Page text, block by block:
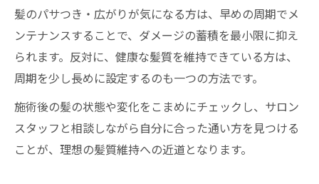
髪のパサつき・広がりが気になる方は、早めの周期でメ
ンテナンスすることで、ダメージの蓄積を最小限に抑え
られます。反対に、健康な髪質を維持できている方は、
周期を少し長めに設定するのも一つの方法です。
施術後の髪の状態や変化をこまめにチェックし、サロン
スタッフと相談しながら自分に合った通い方を見つける
ことが、理想の髪質維持への近道となります。